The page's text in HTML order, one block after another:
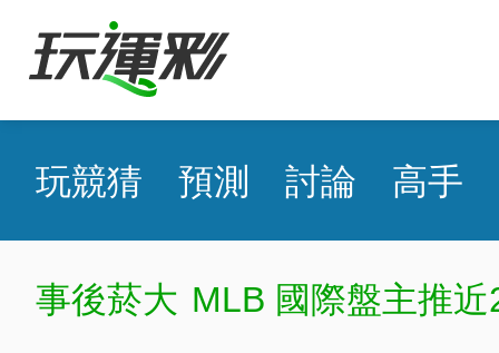
玩競猜 預測 討論 高手
aod MLB 國際盤主推近18